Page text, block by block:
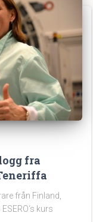
fra
från Finland,
kurs